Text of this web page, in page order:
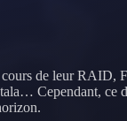
de leur RAID,
Cependant, ce